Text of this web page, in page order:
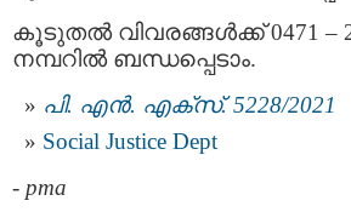
കൂടുതൽ വിവരങ്ങൾക്ക് 0471 –
നമ്പറിൽ ബന്ധപ്പെടാം.
പി. എൻ. എക്സ്. 5228/2021
Social Justice Dept
- pma